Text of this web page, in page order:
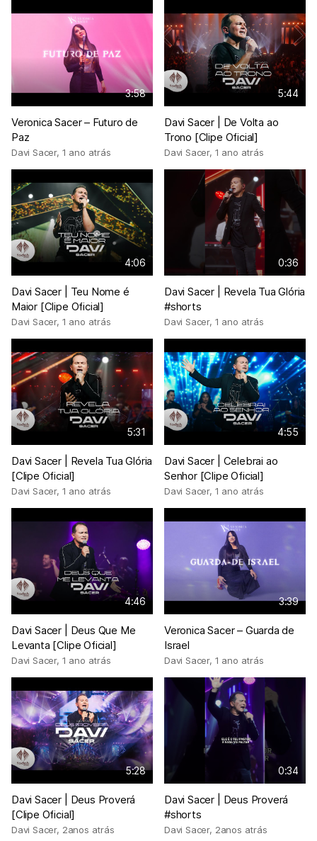
3:58
Veronica Sacer – Futuro de
Paz
Davi Sacer, 1 ano atrás
5:44
Davi Sacer | De Volta ao
Trono [Clipe Oficial]
Davi Sacer, 1 ano atrás
4:06
Davi Sacer | Teu Nome é
Maior [Clipe Oficial]
Davi Sacer, 1 ano atrás
0:36
Davi Sacer | Revela Tua Glória
#shorts
Davi Sacer, 1 ano atrás
5:31
Davi Sacer | Revela Tua Glória
[Clipe Oficial]
Davi Sacer, 1 ano atrás
4:55
Davi Sacer | Celebrai ao
Senhor [Clipe Oficial]
Davi Sacer, 1 ano atrás
4:46
Davi Sacer | Deus Que Me
Levanta [Clipe Oficial]
Davi Sacer, 1 ano atrás
3:39
Veronica Sacer – Guarda de
Israel
Davi Sacer, 1 ano atrás
5:28
Davi Sacer | Deus Proverá
[Clipe Oficial]
Davi Sacer, 2anos atrás
0:34
Davi Sacer | Deus Proverá
#shorts
Davi Sacer, 2anos atrás